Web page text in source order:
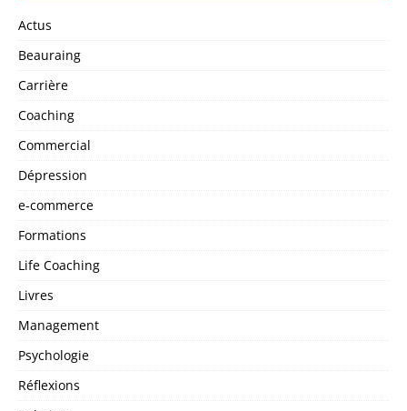
Actus
Beauraing
Carrière
Coaching
Commercial
Dépression
e-commerce
Formations
Life Coaching
Livres
Management
Psychologie
Réflexions